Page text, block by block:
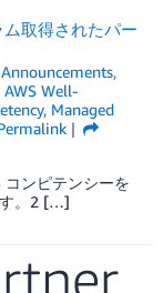
取得されたパー
Announcements,
AWS Well-
, Managed
コンピテンシーを
す。2 […]